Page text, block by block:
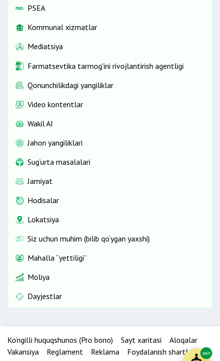
PSEA
Kommunal xizmatlar
Mediatsiya
Farmatsevtika tarmog'ini rivojlantirish agentligi
Qonunchilikdagi yangiliklar
Video kontentlar
Wakil AI
Jahon yangiliklari
Sug‘urta masalalari
Jamiyat
Hodisalar
Lokatsiya
Siz uchun muhim (bilib qo‘ygan yaxshi)
Mahalla “yettiligi”
Moliya
Dayjestlar
Ko‘ngilli huquqshunos (Pro bono) Sayt xaritasi
Aloqalar
Vakansiya
Reglament Reklama Foydalanish shartlari 24/7